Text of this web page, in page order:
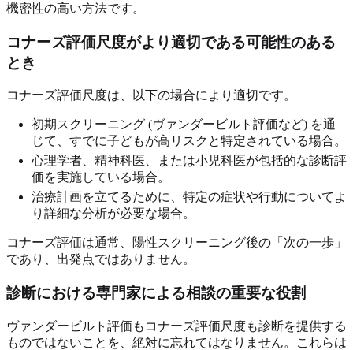
機密性の高い方法です。
コナーズ評価尺度がより適切である可能性のある
とき
コナーズ評価尺度は、以下の場合により適切です。
初期スクリーニング (ヴァンダービルト評価など) を通
じて、すでに子どもが高リスクと特定されている場合。
心理学者、精神科医、または小児科医が包括的な診断評
価を実施している場合。
治療計画を立てるために、特定の症状や行動についてよ
り詳細な分析が必要な場合。
コナーズ評価は通常、陽性スクリーニング後の「次の一歩」
であり、出発点ではありません。
診断における専門家による相談の重要な役割
ヴァンダービルト評価もコナーズ評価尺度も診断を提供する
ものではないことを、絶対に忘れてはなりません。これらは